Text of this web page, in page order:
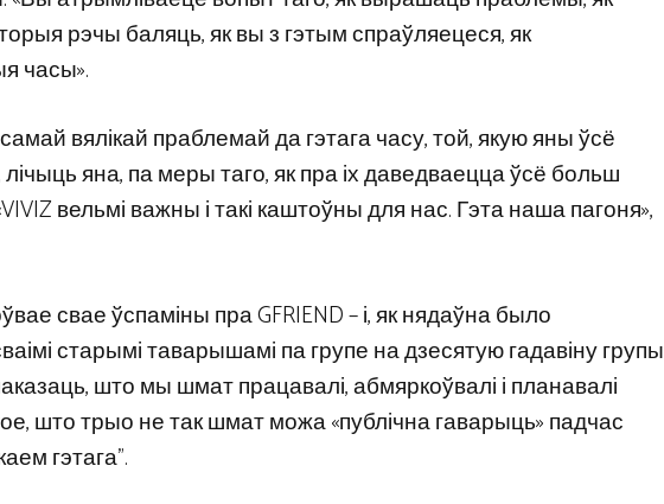
рэчы баляць, як вы з гэтым спраўляецеся, як
часы».
вялікай праблемай да гэтага часу, той, якую яны ўсё
яна, па меры таго, як пра іх даведваецца ўсё больш
вельмі важны і такі каштоўны для нас. Гэта наша пагоня»,
свае ўспаміны пра GFRIEND – і, як нядаўна было
старымі таварышамі па групе на дзесятую гадавіну групы
што мы шмат працавалі, абмяркоўвалі і планавалі
што трыо не так шмат можа «публічна гаварыць» падчас
гэтага”.